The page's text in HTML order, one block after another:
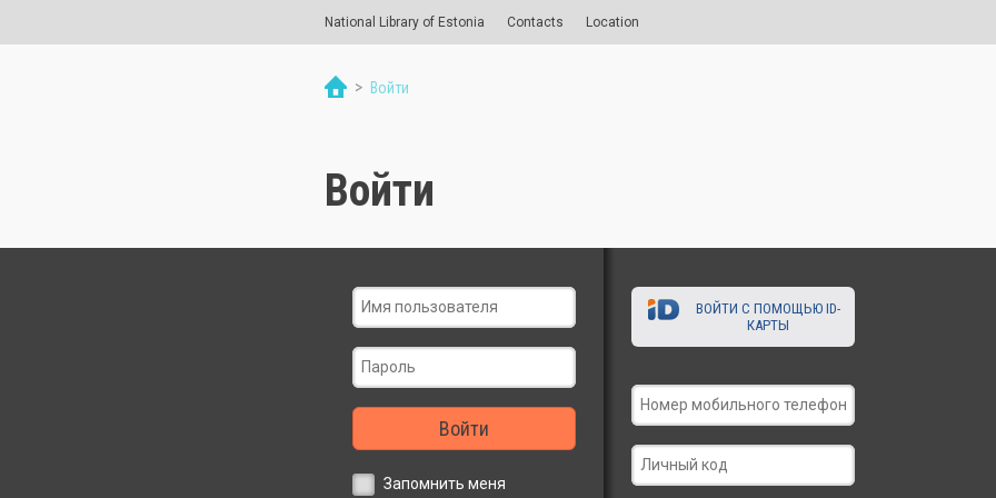
National Library of Estonia Contacts Location
> Войти
Войти
Войти
Запомнить меня
ВОЙТИ С ПОМОЩЬЮ ID-
КАРТЫ